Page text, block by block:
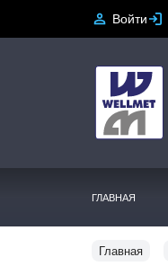
Войти
ГЛАВНАЯ
Главная